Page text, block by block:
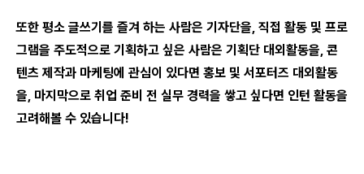
또한 평소 글쓰기를 즐겨 하는 사람은 기자단을, 직접 활동 및 프로
그램을 주도적으로 기획하고 싶은 사람은 기획단 대외활동을, 콘
텐츠 제작과 마케팅에 관심이 있다면 홍보 및 서포터즈 대외활동
을, 마지막으로 취업 준비 전 실무 경력을 쌓고 싶다면 인턴 활동을
고려해볼 수 있습니다!